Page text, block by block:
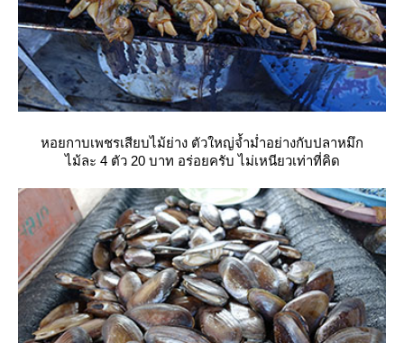
หอยกาบเพชรเสียบไม้ย่าง ตัวใหญ่จ้ำม่ำอย่างกับปลาหมึก
ไม้ละ 4 ตัว 20 บาท อร่อยครับ ไม่เหนียวเท่าที่คิด